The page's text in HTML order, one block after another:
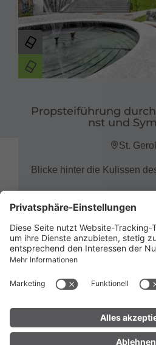
Propsteiführung
nst und
St.
Blicke hinter die Kulissen